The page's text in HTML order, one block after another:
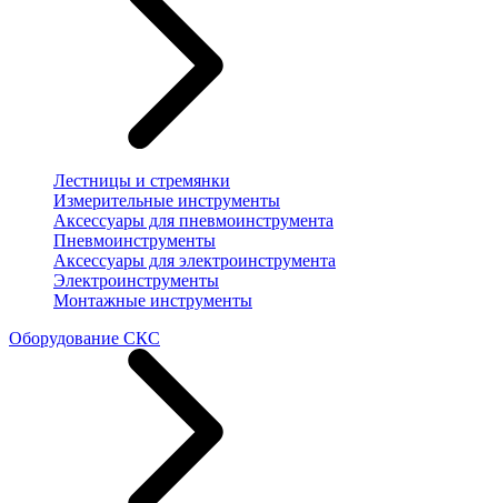
Лестницы и стремянки
Измерительные инструменты
Аксессуары для пневмоинструмента
Пневмоинструменты
Аксессуары для электроинструмента
Электроинструменты
Монтажные инструменты
Оборудование СКС